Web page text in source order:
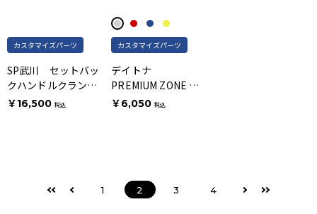
カスタマイズパーツ
SP武川 セットバッ
クハンドルクランプ
ブラックアルマイト
￥16,500 税込
カスタマイズパーツ
デイトナ
PREMIUM ZONE マ
スターシリンダーキ
￥6,050 税込
1 2 3 4